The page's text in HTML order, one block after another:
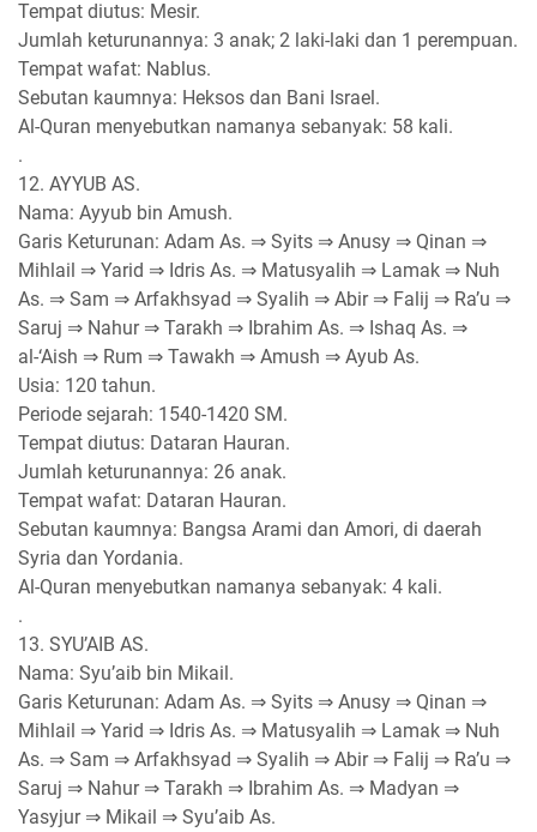
Tempat diutus: Mesir.
Jumlah keturunannya: 3 anak; 2 laki-laki dan 1 perempuan.
Tempat wafat: Nablus.
Sebutan kaumnya: Heksos dan Bani Israel.
Al-Quran menyebutkan namanya sebanyak: 58 kali.
.
12. AYYUB AS.
Nama: Ayyub bin Amush.
Garis Keturunan: Adam As. ⇒ Syits ⇒ Anusy ⇒ Qinan ⇒
Mihlail ⇒ Yarid ⇒ Idris As. ⇒ Matusyalih ⇒ Lamak ⇒ Nuh
As. ⇒ Sam ⇒ Arfakhsyad ⇒ Syalih ⇒ Abir ⇒ Falij ⇒ Ra’u ⇒
Saruj ⇒ Nahur ⇒ Tarakh ⇒ Ibrahim As. ⇒ Ishaq As. ⇒
al-‘Aish ⇒ Rum ⇒ Tawakh ⇒ Amush ⇒ Ayub As.
Usia: 120 tahun.
Periode sejarah: 1540-1420 SM.
Tempat diutus: Dataran Hauran.
Jumlah keturunannya: 26 anak.
Tempat wafat: Dataran Hauran.
Sebutan kaumnya: Bangsa Arami dan Amori, di daerah
Syria dan Yordania.
Al-Quran menyebutkan namanya sebanyak: 4 kali.
.
13. SYU’AIB AS.
Nama: Syu’aib bin Mikail.
Garis Keturunan: Adam As. ⇒ Syits ⇒ Anusy ⇒ Qinan ⇒
Mihlail ⇒ Yarid ⇒ Idris As. ⇒ Matusyalih ⇒ Lamak ⇒ Nuh
As. ⇒ Sam ⇒ Arfakhsyad ⇒ Syalih ⇒ Abir ⇒ Falij ⇒ Ra’u ⇒
Saruj ⇒ Nahur ⇒ Tarakh ⇒ Ibrahim As. ⇒ Madyan ⇒
Yasyjur ⇒ Mikail ⇒ Syu’aib As.